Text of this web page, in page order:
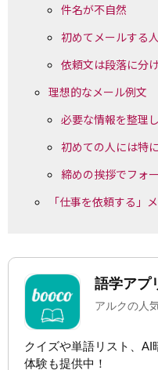
件名が不自然
初めてメールする
依頼文は段落に分
理想的なメール例文
必要な情報を整理
初めての人には特
締めの挨拶でフォ
「仕事を依頼する」